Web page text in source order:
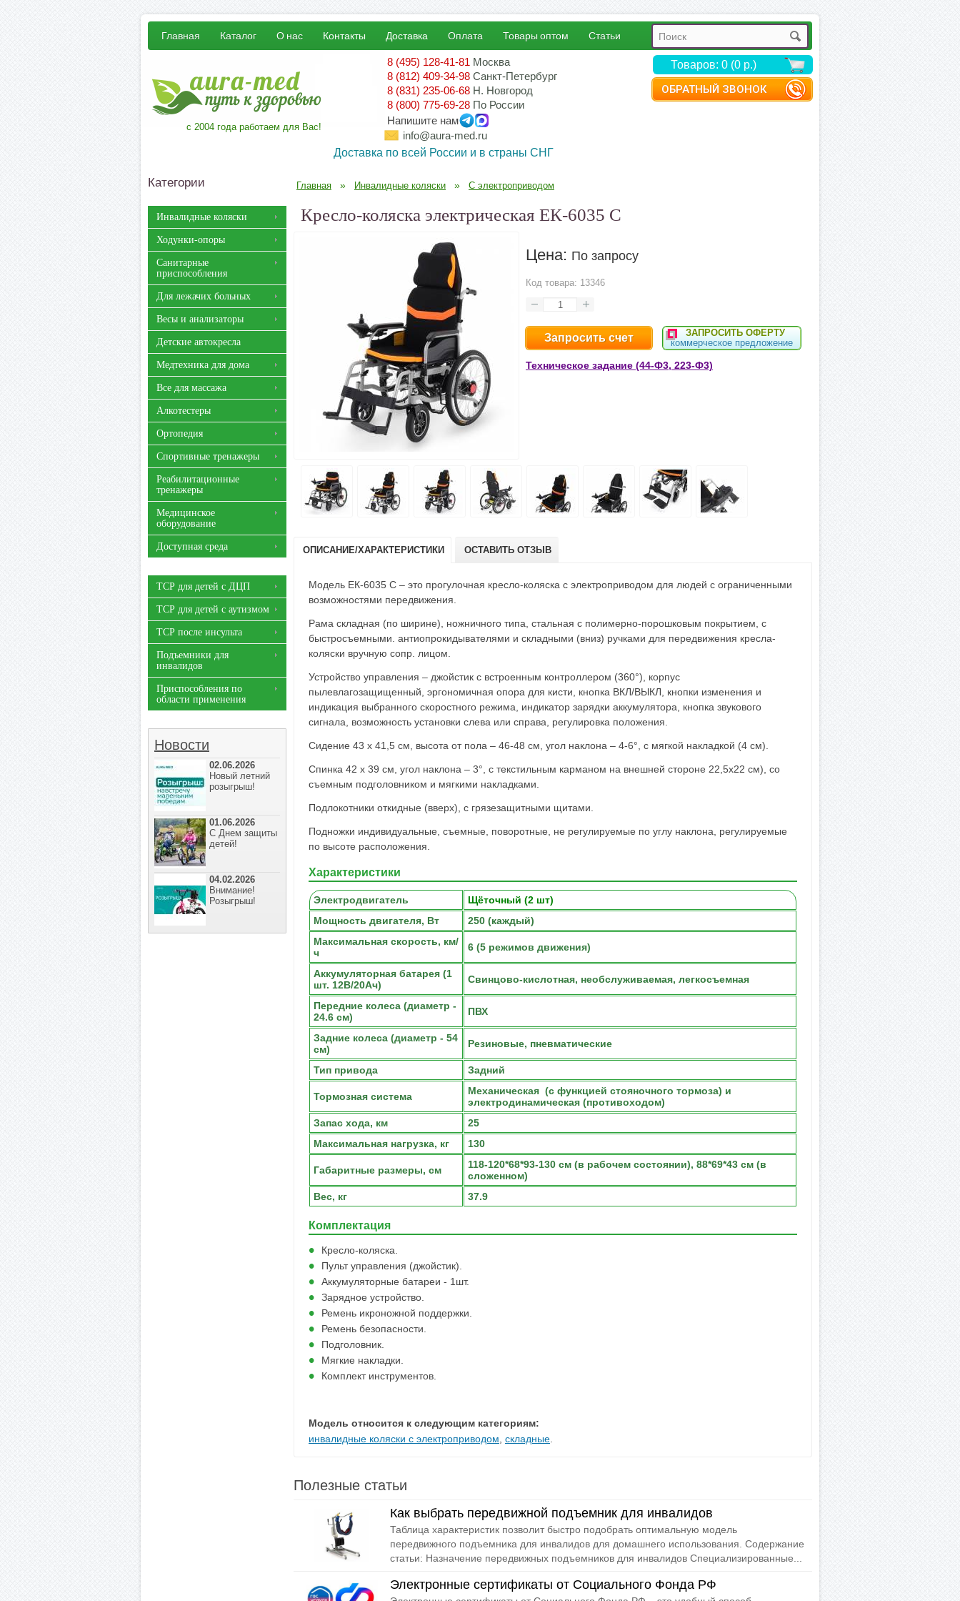
ОБРАТНЫЙ ЗВОНОК
Главная Каталог О нас Контакты Доставка Оплата Товары оптом Статьи
с 2004 года работаем для Вас!
8 (495) 128-41-81 Москва
8 (812) 409-34-98 Санкт-Петербург
8 (831) 235-06-68 Н. Новгород
8 (800) 775-69-28 По России
Напишите нам
info@aura-med.ru
Доставка по всей России и в страны СНГ
Товаров: 0 (0 р.)
Категории
Инвалидные коляски
Ходунки-опоры
Санитарные
приспособления
Для лежачих больных
Весы и анализаторы
Детские автокресла
Медтехника для дома
Все для массажа
Алкотестеры
Ортопедия
Спортивные тренажеры
Реабилитационные
тренажеры
Медицинское
оборудование
Доступная среда
ТСР для детей с ДЦП
ТСР для детей с аутизмом
ТСР после инсульта
Подъемники для
инвалидов
Приспособления по
области применения
Новости
02.06.2026
Новый летний
розыгрыш!
01.06.2026
С Днем защиты
детей!
04.02.2026
Внимание!
Розыгрыш!
Главная » Инвалидные коляски » С электроприводом
Кресло-коляска электрическая ЕК-6035 C
Цена: По запросу
Код товара: 13346
Запросить счет
ЗАПРОСИТЬ ОФЕРТУ
коммерческое предложение
Техническое задание (44-Ф3, 223-Ф3)
ОПИСАНИЕ/ХАРАКТЕРИСТИКИ ОСТАВИТЬ ОТЗЫВ
Модель ЕК-6035 C – это прогулочная кресло-коляска с электроприводом для людей с ограниченными
возможностями передвижения.
Рама складная (по ширине), ножничного типа, стальная с полимерно-порошковым покрытием, с
быстросъемными. антиопрокидывателями и складными (вниз) ручками для передвижения кресла-
коляски вручную сопр. лицом.
Устройство управления – джойстик с встроенным контроллером (360°), корпус
пылевлагозащищенный, эргономичная опора для кисти, кнопка ВКЛ/ВЫКЛ, кнопки изменения и
индикация выбранного скоростного режима, индикатор зарядки аккумулятора, кнопка звукового
сигнала, возможность установки слева или справа, регулировка положения.
Сидение 43 х 41,5 см, высота от пола – 46-48 см, угол наклона – 4-6°, с мягкой накладкой (4 см).
Спинка 42 х 39 см, угол наклона – 3°, с текстильным карманом на внешней стороне 22,5х22 см), со
съемным подголовником и мягкими накладками.
Подлокотники откидные (вверх), с грязезащитными щитами.
Подножки индивидуальные, съемные, поворотные, не регулируемые по углу наклона, регулируемые
по высоте расположения.
Характеристики
Электродвигатель
Щёточный (2 шт)
Мощность двигателя, Вт
250 (каждый)
Максимальная скорость, км/
ч
6 (5 режимов движения)
Аккумуляторная батарея (1
шт. 12В/20Ач)
Свинцово-кислотная, необслуживаемая, легкосъемная
Передние колеса (диаметр -
24.6 см)
ПВХ
Задние колеса (диаметр - 54
см)
Резиновые, пневматические
Тип привода Задний
Тормозная система
Механическая (с функцией стояночного тормоза) и
электродинамическая (противоходом)
Запас хода, км
25
Максимальная нагрузка, кг
130
Габаритные размеры, см
118-120*68*93-130 см (в рабочем состоянии), 88*69*43 см (в
сложенном)
Вес, кг
37.9
Комплектация
Кресло-коляска.
Пульт управления (джойстик).
Аккумуляторные батареи - 1шт.
Зарядное устройство.
Ремень икроножной поддержки.
Ремень безопасности.
Подголовник.
Мягкие накладки.
Комплект инструментов.
Модель относится к следующим категориям:
инвалидные коляски с электроприводом складные
Полезные статьи
Как выбрать передвижной подъемник для инвалидов
Таблица характеристик позволит быстро подобрать оптимальную модель
передвижного подъемника для инвалидов для домашнего использования. Содержание
статьи: Назначение передвижных подъемников для инвалидов Специализированные...
Электронные сертификаты от Социального Фонда РФ